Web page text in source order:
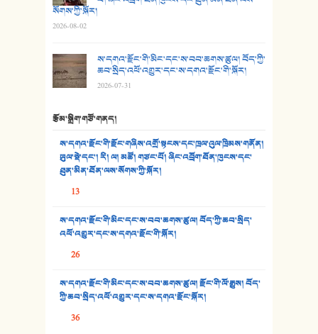
28. སྟོད་གཞས། - ཕན་ཐོག
29. རྣམ་བུ། - འཕྱོངས་ཞོལ་སྒྲོལ་མ།
30. སི་ལིང་འབྲི་མོ། - ཕན་ཐོག
31. ཕ་ཡུལ་ཡར་ཀླུང་།
32. ཨ་མ།
33. འཛོམས་པའི་ལམ།
34. ཉི་མ་སེམས་ལ་ཞོག་དང་། - ཟླ་སྒྲོན།
36. ཟླ་གཞོན་སྙན་དབྱངས། - ཟླ་སྒྲོན།
38. ཡབ་ཡུམ། - ཟླ་སྒྲོན།
39. དྲིལ་བུའི་སྐལ་སྒྲ། - ཟླ་སྒྲོན།
སོགས་ཀྱི་སྐོར།
2026-08-02
ས་དགའ་རྫོང་གི་མིང་དང་ས་བབ་ཆགས་ཚུལ། བོད་ཀྱི་
ཆབ་སྲིད་འཕོ་འགྱུར་དང་ས་དགའ་རྫོང་གི་སྐོར།
2026-07-31
རྩོམ་སྒྲིག་གཙོ་གནད།
ས་དགའ་རྫོང་གི་རྫོང་གཞིས་འགྲོ་སྟངས་དང་ཁྲལ་འུལ་ཁྲིམས་གནོན།
ཡུལ་སྡེ་དང་། རི། ལ། མཚོ། གཙང་པོ། ཞིང་འབྲོག་ཐོན་ཁུངས་དང་
ཐུན་མིན་ཐོན་ལས་སོགས་ཀྱི་སྐོར།
13
ས་དགའ་རྫོང་གི་མིང་དང་ས་བབ་ཆགས་ཚུལ། བོད་ཀྱི་ཆབ་སྲིད་
འཕོ་འགྱུར་དང་ས་དགའ་རྫོང་གི་སྐོར།
26
ས་དགའ་རྫོང་གི་མིང་དང་ས་བབ་ཆགས་ཚུལ། རྫོང་གི་ལོ་རྒྱུས། བོད་
ཀྱི་ཆབ་སྲིད་འཕོ་འགྱུར་དང་ས་དགའ་རྫོང་སྐོར།
36